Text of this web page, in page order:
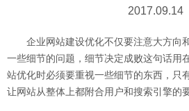
2017.09.14
企业网站建设优化不仅要注意大方向
一些细节的问题，细节决定成败这句话用
站优化时必须要重视一些细节的东西，只
让网站从整体上都附合用户和搜索引擎的要